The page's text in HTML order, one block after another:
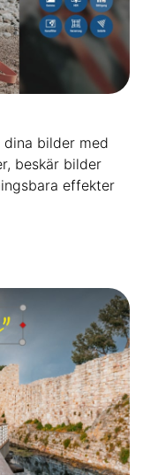
bilder med
beskär bilder
effekter